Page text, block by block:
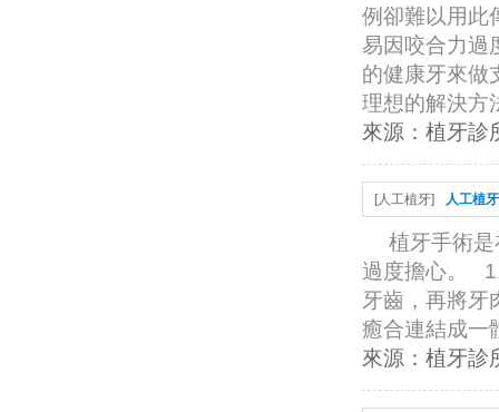
例卻難以用此
易因咬合力過
的健康牙來做
理想的解決方
來源： 植牙診
[人工植牙] 人工植
植牙手術
過度擔心。
牙齒，再將牙
癒合連結成一
來源： 植牙診